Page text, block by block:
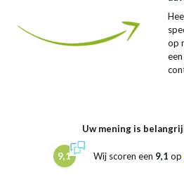
op
Uw mening is
9,1 Wij scoren een 9,1 op